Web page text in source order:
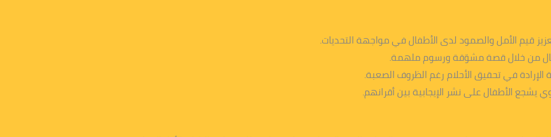
قيم الأمل والصمود لدى الأطفال في مواجهة التحديات.
من خلال قصة مشوّقة ورسوم ملهمة.
في تحقيق الأحلام رغم الظروف الصعبة.
الأطفال على نشر الإيجابية بين أقرانهم.